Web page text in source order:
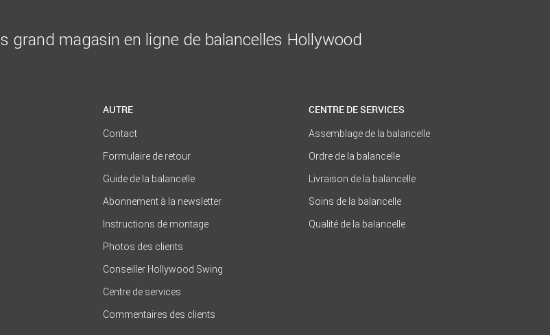
grand magasin en ligne de balancelles Hollywood
AUTRE
Contact
Formulaire de retour
Guide de la balancelle
Abonnement à la newsletter
Instructions de montage
Photos des clients
Conseiller Hollywood Swing
Centre de services
Commentaires des clients
CENTRE DE SERVICES
Assemblage de la balancelle
Ordre de la balancelle
Livraison de la balancelle
Soins de la balancelle
Qualité de la balancelle